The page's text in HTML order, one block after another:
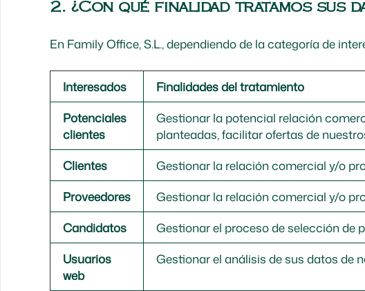
2. ¿Con qué finalidad tratamos sus
En Family Office, S.L., dependiendo de la categoría de
Interesados
Finalidades del tratamiento
Potenciales
clientes
Gestionar la potencial relación
planteadas, facilitar ofertas de
Clientes
Gestionar la relación comercial y/o
Proveedores
Gestionar la relación comercial y/o
Candidatos
Gestionar el proceso de selección de
Usuarios
web
Gestionar el análisis de sus datos de